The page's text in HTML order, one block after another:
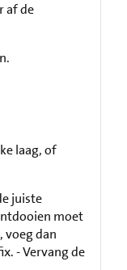
af de
laag, of
juiste
moet
voeg dan
- Vervang de